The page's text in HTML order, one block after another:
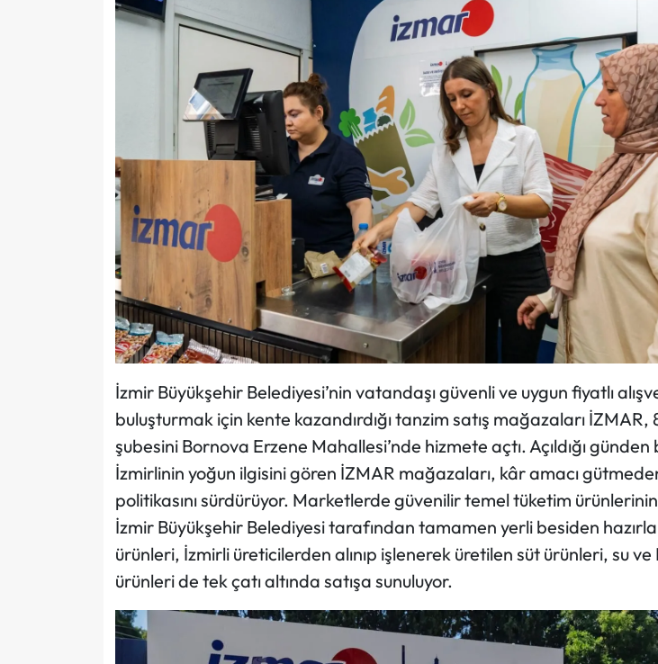
İzmir Büyükşehir Belediyesi’nin vatandaşı güvenli ve uygun fiyatlı
buluşturmak için kente kazandırdığı tanzim satış mağazaları İZMAR,
şubesini Bornova Erzene Mahallesi’nde hizmete açtı. Açıldığı günden
İzmirlinin yoğun ilgisini gören İZMAR mağazaları, kâr amacı
politikasını sürdürüyor. Marketlerde güvenilir temel tüketim ürünlerinin
İzmir Büyükşehir Belediyesi tarafından tamamen yerli besiden
ürünleri, İzmirli üreticilerden alınıp işlenerek üretilen süt ürünleri, su
ürünleri de tek çatı altında satışa sunuluyor.